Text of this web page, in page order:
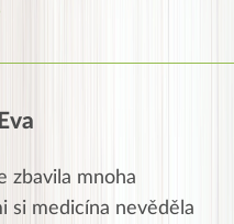
Eva
zbavila mnoha
si medicína nevěděla